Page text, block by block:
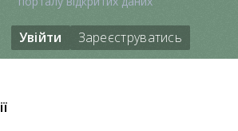
Увійти Зареєструватись